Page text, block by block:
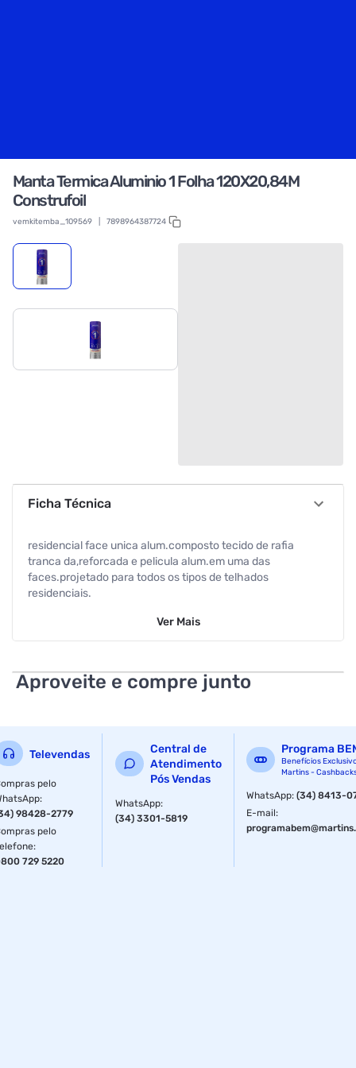
Manta Termica Aluminio 1 Folha 120X20,84M
Construfoil
vemkitemba_109569 7898964387724
Ficha Técnica
residencial face unica alum.composto tecido de rafia
tranca da,reforcada e pelicula alum.em uma das
faces.projetado para todos os tipos de telhados
residenciais.
Ver Mais
Aproveite e compre junto
Televendas
pelo
:
98428-2779
pelo
:
729 5220
Central de
Atendimento
Pós Vendas
WhatsApp:
(34) 3301-5819
Programa
Benefícios
Martins -
WhatsApp:(34) 8413-
E-mail: